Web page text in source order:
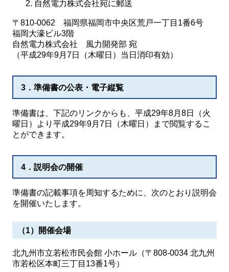
自然電力株式会社宛に郵送
〒810-0062 福岡県福岡市中央区荒戸一丁目1番6号
福岡大濠ビル3階
自然電力株式会社 風力開発部 宛
（平成29年9月7日（木曜日）当日消印有効）
3．準備書の公表・電子縦覧
準備書は、下記のリンクからも、平成29年8月8日（火
曜日）より平成29年9月7日（木曜日）まで閲覧するこ
とができます。
4．説明会の開催
準備書の記載事項を周知するために、次のとおり説明会
を開催いたします。
（1）開催会場
北九州市立若松市民会館 小ホール（〒808-0034 北九州
市若松区本町三丁目13番1号）